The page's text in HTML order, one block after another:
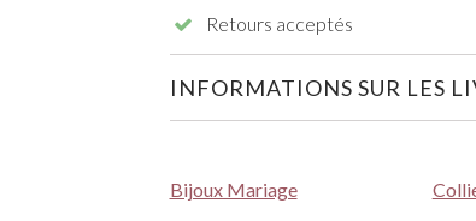
Retours acceptés
INFORMATIONS SUR LES
Bijoux Mariage